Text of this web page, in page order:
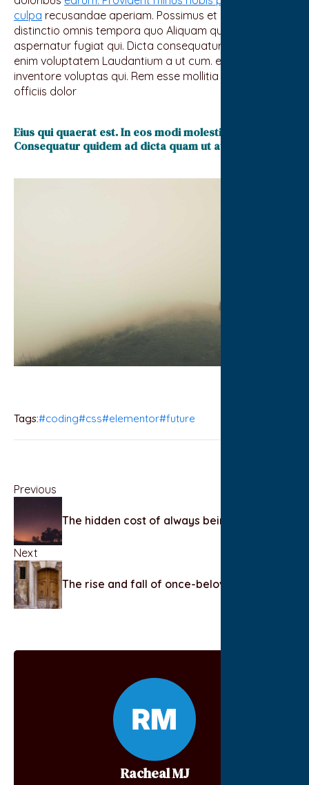
culpa recusandae aperiam. Possimus et quaerat
distinctio omnis tempora quo Aliquam quas aut illo iure
aspernatur fugiat qui. Dicta consequatur laboriosam
enim voluptatem Laudantium a ut cum. esse ad
inventore voluptas qui. Rem esse mollitia praesentium
officiis dolor
Eius qui quaerat est. In eos modi molestiae ad.
Consequatur quidem ad dicta quam ut autem
Tags:#coding#css#elementor#future
Previous
The hidden cost of always being available
Next
The rise and fall of once-beloved industries
Racheal MJ